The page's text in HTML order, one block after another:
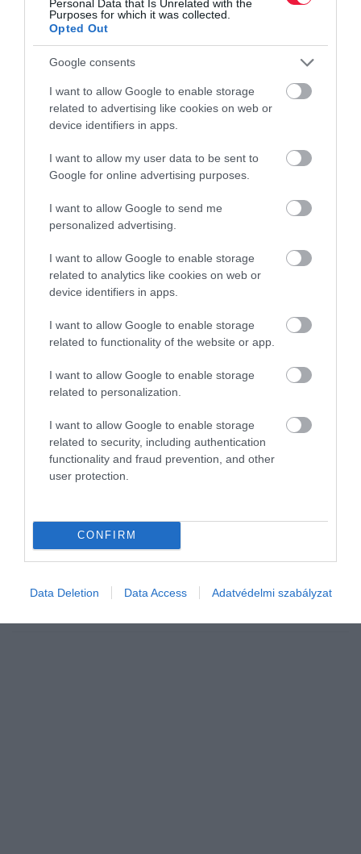
Personal Data that Is Unrelated with the
Purposes for which it was collected.
Opted Out
Google consents
I want to allow Google to enable storage
related to advertising like cookies on web or
device identifiers in apps.
I want to allow my user data to be sent to
Google for online advertising purposes.
I want to allow Google to send me
personalized advertising.
I want to allow Google to enable storage
related to analytics like cookies on web or
device identifiers in apps.
I want to allow Google to enable storage
related to functionality of the website or app.
I want to allow Google to enable storage
related to personalization.
I want to allow Google to enable storage
related to security, including authentication
functionality and fraud prevention, and other
user protection.
CONFIRM
Data Deletion Data Access Adatvédelmi szabályzat
Újabb hőhullám közelít
második felétől a derült, száraz időben már jellemzően 33-38 fok